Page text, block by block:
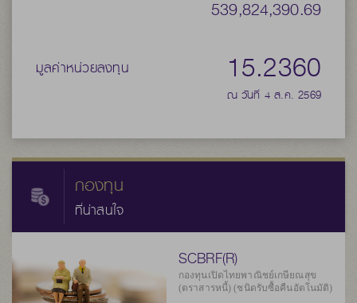
539,824,390.69
มูลค่าหน่วยลงทุน 15.2360
ณ วันที่ 4 ส.ค. 2569
กองทุน
ที่น่าสนใจ
SCBRF(R)
กองทุนเปิดไทยพาณิชย์เกษียณสุข
(ตราสารหนี้) (ชนิดรับซื้อคืนอัตโนมัติ)